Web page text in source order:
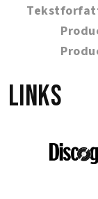
Links